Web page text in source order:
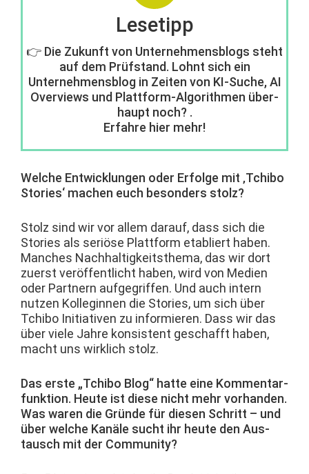
Lesetipp
👉 Die Zukun­ft von Unternehmens­blogs ste­ht
auf dem Prüf­s­tand. Lohnt sich ein
Unternehmens­blog in Zeit­en von KI-Suche, AI
Overviews und Plat­tform-Algo­rith­men über­
haupt noch? .
Erfahre hier mehr!
Welche Entwick­lun­gen oder Erfolge mit ‚Tchi­bo
Sto­ries‘ machen euch beson­ders stolz?
Stolz sind wir vor allem darauf, dass sich die
Sto­ries als ser­iöse Plat­tform etabliert haben.
Manch­es Nach­haltigkeit­s­the­ma, das wir dort
zuerst veröf­fentlicht haben, wird von Medi­en
oder Part­nern aufge­grif­f­en. Und auch intern
nutzen Kol­legin­nen die Sto­ries, um sich über
Tchi­bo Ini­tia­tiv­en zu informieren. Dass wir das
über viele Jahre kon­sis­tent geschafft haben,
macht uns wirk­lich stolz.
Das erste „Tchi­bo Blog“ hat­te eine Kom­men­tar­
funk­tion. Heute ist diese nicht mehr vorhan­den.
Was waren die Gründe für diesen Schritt – und
über welche Kanäle sucht ihr heute den Aus­
tausch mit der Community?